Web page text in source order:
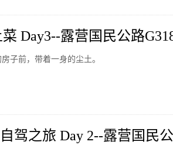
Day3--露营国民公路
子前，带着一身的尘土。
驾之旅 Day 2--露营国民